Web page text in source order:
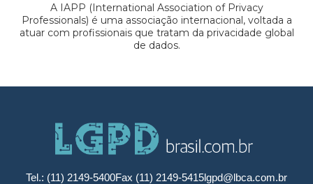
A IAPP (International Association of Privacy
Professionals) é uma associação internacional, voltada a
atuar com profissionais que tratam da privacidade global
de dados.
Tel.: (11) 2149-5400Fax (11) 2149-5415lgpd@lbca.com.br